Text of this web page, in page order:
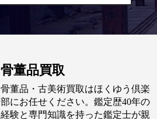
骨董品買取
骨董品・古美術買取はほくゆう倶楽
部にお任せください。鑑定歴40年の
経験と専門知識を持った鑑定士が親